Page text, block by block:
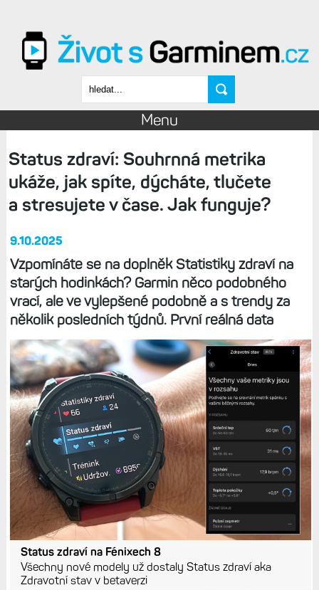
Vyhledávání
Menu
Status zdraví: Souhrnná metrika
ukáže, jak spíte, dýcháte, tlučete
a stresujete v čase. Jak funguje?
9.10.2025
Vzpomínáte se na doplněk Statistiky zdraví na
starých hodinkách? Garmin něco podobného
vrací, ale ve vylepšené podobně a s trendy za
několik posledních týdnů. První reálná data
Status zdraví na Fénixech 8
Všechny nové modely už dostaly Status zdraví aka
Zdravotní stav v betaverzi